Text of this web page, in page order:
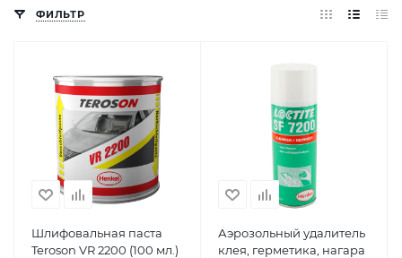
ФИЛЬТР
Шлифовальная паста
Teroson VR 2200 (100 мл.)
Аэрозольный удалитель
клея, герметика, нагара